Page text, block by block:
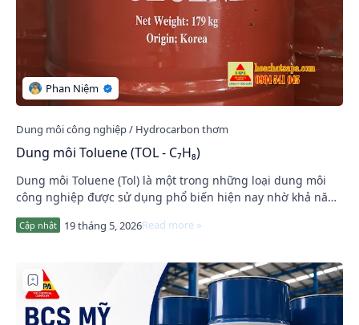
Dung môi Toluene (TOL - C₇H₈)
Dung môi Toluene (Tol) là một trong những loại dung môi
công nghiệp được sử dụng phổ biến hiện nay nhờ khả năng
hòa tan mạnh, bay hơi nhanh và tương…